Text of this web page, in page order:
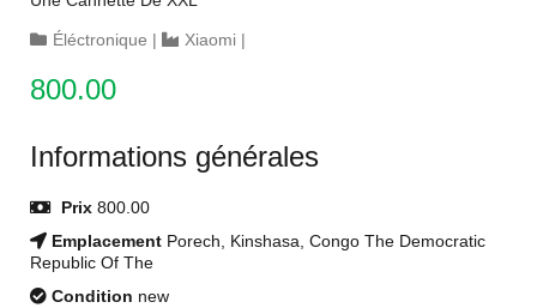
Éléctronique | Xiaomi |
800.00
Informations générales
Prix 800.00
Emplacement Porech, Kinshasa, Congo The Democratic
Republic Of The
Condition new